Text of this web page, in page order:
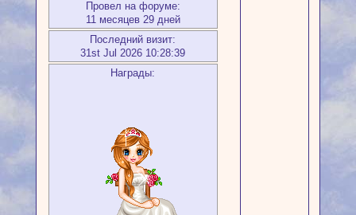
Провел на форуме:
11 месяцев 29 дней
Последний визит:
31st Jul 2026 10:28:39
Награды: